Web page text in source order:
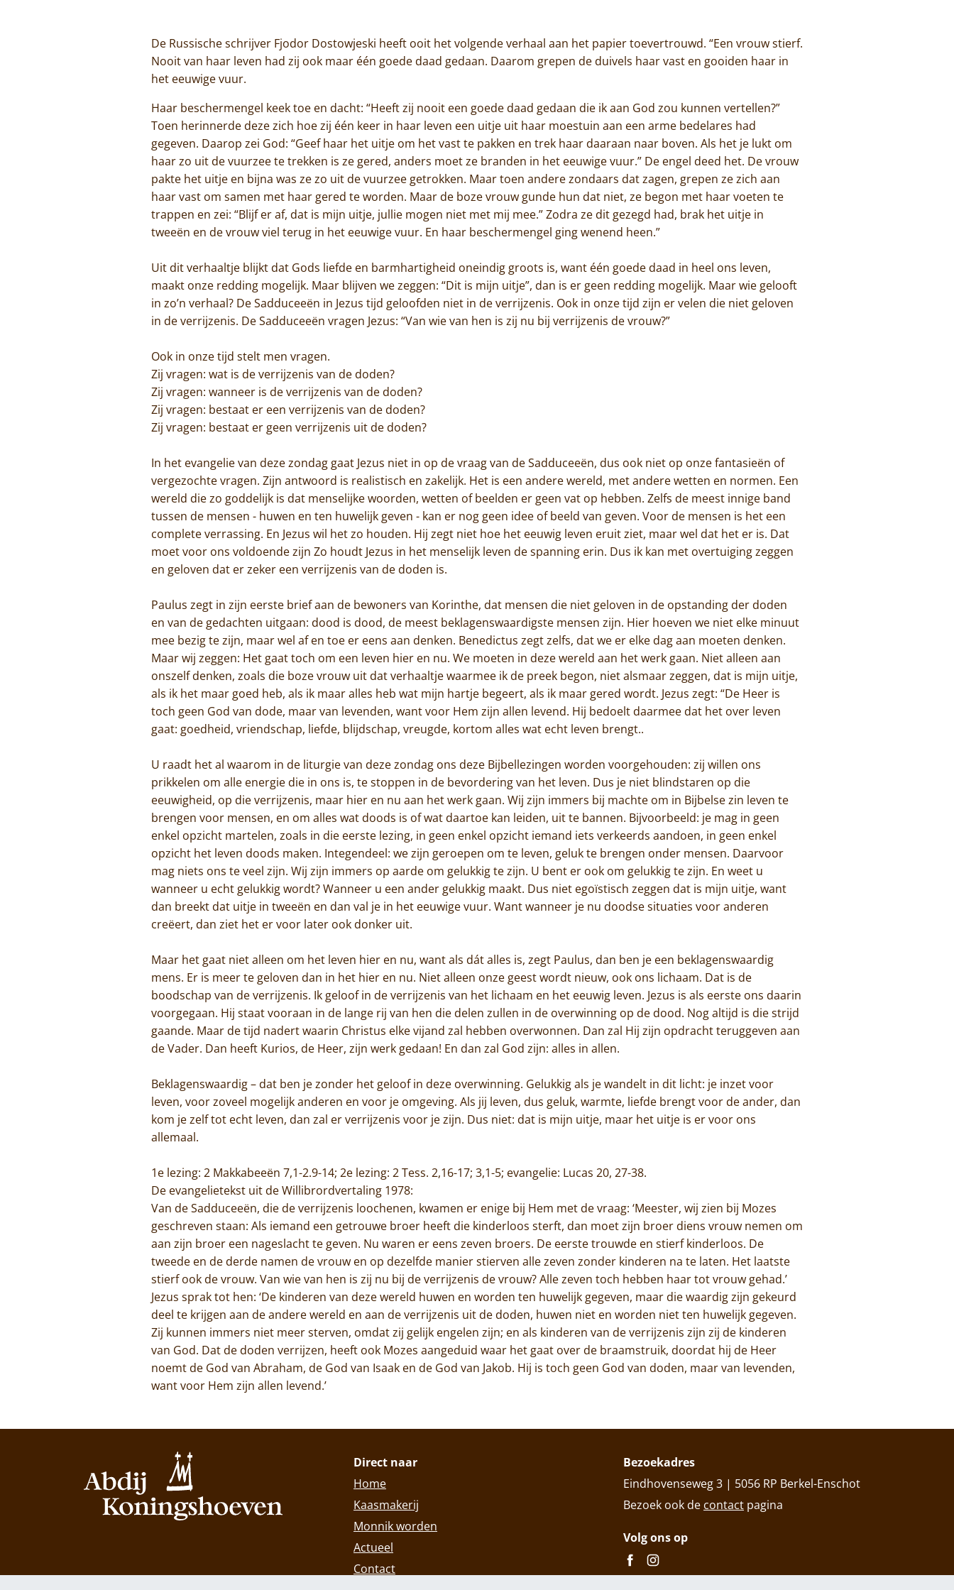
Home
De abdij
Actueel
Monnik worden
Contact
De kloosterwinkel
De Russische schrijver Fjodor Dostowjeski heeft ooit het volgende verhaal aan het papier toevertrouwd. “Een vrouw stierf.
Nooit van haar leven had zij ook maar één goede daad gedaan. Daarom grepen de duivels haar vast en gooiden haar in
het eeuwige vuur.
Haar beschermengel keek toe en dacht: “Heeft zij nooit een goede daad gedaan die ik aan God zou kunnen vertellen?”
Toen herinnerde deze zich hoe zij één keer in haar leven een uitje uit haar moestuin aan een arme bedelares had
gegeven. Daarop zei God: “Geef haar het uitje om het vast te pakken en trek haar daaraan naar boven. Als het je lukt om
haar zo uit de vuurzee te trekken is ze gered, anders moet ze branden in het eeuwige vuur.” De engel deed het. De vrouw
pakte het uitje en bijna was ze zo uit de vuurzee getrokken. Maar toen andere zondaars dat zagen, grepen ze zich aan
haar vast om samen met haar gered te worden. Maar de boze vrouw gunde hun dat niet, ze begon met haar voeten te
trappen en zei: “Blijf er af, dat is mijn uitje, jullie mogen niet met mij mee.” Zodra ze dit gezegd had, brak het uitje in
tweeën en de vrouw viel terug in het eeuwige vuur. En haar beschermengel ging wenend heen.”
Uit dit verhaaltje blijkt dat Gods liefde en barmhartigheid oneindig groots is, want één goede daad in heel ons leven,
maakt onze redding mogelijk. Maar blijven we zeggen: “Dit is mijn uitje”, dan is er geen redding mogelijk. Maar wie gelooft
in zo’n verhaal? De Sadduceeën in Jezus tijd geloofden niet in de verrijzenis. Ook in onze tijd zijn er velen die niet geloven
in de verrijzenis. De Sadduceeën vragen Jezus: “Van wie van hen is zij nu bij verrijzenis de vrouw?”
Ook in onze tijd stelt men vragen.
Zij vragen: wat is de verrijzenis van de doden?
Zij vragen: wanneer is de verrijzenis van de doden?
Zij vragen: bestaat er een verrijzenis van de doden?
Zij vragen: bestaat er geen verrijzenis uit de doden?
In het evangelie van deze zondag gaat Jezus niet in op de vraag van de Sadduceeën, dus ook niet op onze fantasieën of
vergezochte vragen. Zijn antwoord is realistisch en zakelijk. Het is een andere wereld, met andere wetten en normen. Een
wereld die zo goddelijk is dat menselijke woorden, wetten of beelden er geen vat op hebben. Zelfs de meest innige band
tussen de mensen - huwen en ten huwelijk geven - kan er nog geen idee of beeld van geven. Voor de mensen is het een
complete verrassing. En Jezus wil het zo houden. Hij zegt niet hoe het eeuwig leven eruit ziet, maar wel dat het er is. Dat
moet voor ons voldoende zijn Zo houdt Jezus in het menselijk leven de spanning erin. Dus ik kan met overtuiging zeggen
en geloven dat er zeker een verrijzenis van de doden is.
Paulus zegt in zijn eerste brief aan de bewoners van Korinthe, dat mensen die niet geloven in de opstanding der doden
en van de gedachten uitgaan: dood is dood, de meest beklagenswaardigste mensen zijn. Hier hoeven we niet elke minuut
mee bezig te zijn, maar wel af en toe er eens aan denken. Benedictus zegt zelfs, dat we er elke dag aan moeten denken.
Maar wij zeggen: Het gaat toch om een leven hier en nu. We moeten in deze wereld aan het werk gaan. Niet alleen aan
onszelf denken, zoals die boze vrouw uit dat verhaaltje waarmee ik de preek begon, niet alsmaar zeggen, dat is mijn uitje,
als ik het maar goed heb, als ik maar alles heb wat mijn hartje begeert, als ik maar gered wordt. Jezus zegt: “De Heer is
toch geen God van dode, maar van levenden, want voor Hem zijn allen levend. Hij bedoelt daarmee dat het over leven
gaat: goedheid, vriendschap, liefde, blijdschap, vreugde, kortom alles wat echt leven brengt..
U raadt het al waarom in de liturgie van deze zondag ons deze Bijbellezingen worden voorgehouden: zij willen ons
prikkelen om alle energie die in ons is, te stoppen in de bevordering van het leven. Dus je niet blindstaren op die
eeuwigheid, op die verrijzenis, maar hier en nu aan het werk gaan. Wij zijn immers bij machte om in Bijbelse zin leven te
brengen voor mensen, en om alles wat doods is of wat daartoe kan leiden, uit te bannen. Bijvoorbeeld: je mag in geen
enkel opzicht martelen, zoals in die eerste lezing, in geen enkel opzicht iemand iets verkeerds aandoen, in geen enkel
opzicht het leven doods maken. Integendeel: we zijn geroepen om te leven, geluk te brengen onder mensen. Daarvoor
mag niets ons te veel zijn. Wij zijn immers op aarde om gelukkig te zijn. U bent er ook om gelukkig te zijn. En weet u
wanneer u echt gelukkig wordt? Wanneer u een ander gelukkig maakt. Dus niet egoïstisch zeggen dat is mijn uitje, want
dan breekt dat uitje in tweeën en dan val je in het eeuwige vuur. Want wanneer je nu doodse situaties voor anderen
creëert, dan ziet het er voor later ook donker uit.
Maar het gaat niet alleen om het leven hier en nu, want als dát alles is, zegt Paulus, dan ben je een beklagenswaardig
mens. Er is meer te geloven dan in het hier en nu. Niet alleen onze geest wordt nieuw, ook ons lichaam. Dat is de
boodschap van de verrijzenis. Ik geloof in de verrijzenis van het lichaam en het eeuwig leven. Jezus is als eerste ons daarin
voorgegaan. Hij staat vooraan in de lange rij van hen die delen zullen in de overwinning op de dood. Nog altijd is die strijd
gaande. Maar de tijd nadert waarin Christus elke vijand zal hebben overwonnen. Dan zal Hij zijn opdracht teruggeven aan
de Vader. Dan heeft Kurios, de Heer, zijn werk gedaan! En dan zal God zijn: alles in allen.
Beklagenswaardig – dat ben je zonder het geloof in deze overwinning. Gelukkig als je wandelt in dit licht: je inzet voor
leven, voor zoveel mogelijk anderen en voor je omgeving. Als jij leven, dus geluk, warmte, liefde brengt voor de ander, dan
kom je zelf tot echt leven, dan zal er verrijzenis voor je zijn. Dus niet: dat is mijn uitje, maar het uitje is er voor ons
allemaal.
1e lezing: 2 Makkabeeën 7,1-2.9-14; 2e lezing: 2 Tess. 2,16-17; 3,1-5; evangelie: Lucas 20, 27-38.
De evangelietekst uit de Willibrordvertaling 1978:
Van de Sadduceeën, die de verrijzenis loochenen, kwamen er enige bij Hem met de vraag: ‘Meester, wij zien bij Mozes
geschreven staan: Als iemand een getrouwe broer heeft die kinderloos sterft, dan moet zijn broer diens vrouw nemen om
aan zijn broer een nageslacht te geven. Nu waren er eens zeven broers. De eerste trouwde en stierf kinderloos. De
tweede en de derde namen de vrouw en op dezelfde manier stierven alle zeven zonder kinderen na te laten. Het laatste
stierf ook de vrouw. Van wie van hen is zij nu bij de verrijzenis de vrouw? Alle zeven toch hebben haar tot vrouw gehad.’
Jezus sprak tot hen: ‘De kinderen van deze wereld huwen en worden ten huwelijk gegeven, maar die waardig zijn gekeurd
deel te krijgen aan de andere wereld en aan de verrijzenis uit de doden, huwen niet en worden niet ten huwelijk gegeven.
Zij kunnen immers niet meer sterven, omdat zij gelijk engelen zijn; en als kinderen van de verrijzenis zijn zij de kinderen
van God. Dat de doden verrijzen, heeft ook Mozes aangeduid waar het gaat over de braamstruik, doordat hij de Heer
noemt de God van Abraham, de God van Isaak en de God van Jakob. Hij is toch geen God van doden, maar van levenden,
want voor Hem zijn allen levend.’
Direct naar
Home
Kaasmakerij
Monnik worden
Actueel
Contact
Bezoekadres
Eindhovenseweg 3 | 5056 RP Berkel-Enschot
Bezoek ook de contact pagina
Volg ons op